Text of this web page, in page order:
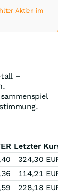
Aktien im
–
Letzter Kurs
324,30 EUR
114,21 EUR
228,18 EUR